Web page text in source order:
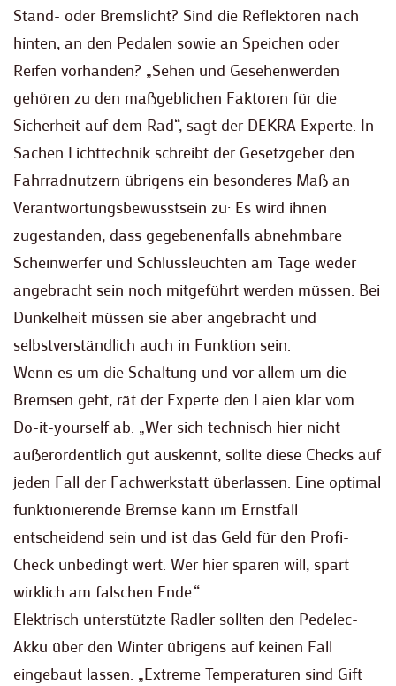
Stand- oder Bremslicht? Sind die Reflektoren nach
hinten, an den Pedalen sowie an Speichen oder
Reifen vorhanden? „Sehen und Gesehenwerden
gehören zu den maßgeblichen Faktoren für die
Sicherheit auf dem Rad“, sagt der DEKRA Experte. In
Sachen Lichttechnik schreibt der Gesetzgeber den
Fahrradnutzern übrigens ein besonderes Maß an
Verantwortungsbewusstsein zu: Es wird ihnen
zugestanden, dass gegebenenfalls abnehmbare
Scheinwerfer und Schlussleuchten am Tage weder
angebracht sein noch mitgeführt werden müssen. Bei
Dunkelheit müssen sie aber angebracht und
selbstverständlich auch in Funktion sein.
Wenn es um die Schaltung und vor allem um die
Bremsen geht, rät der Experte den Laien klar vom
Do-it-yourself ab. „Wer sich technisch hier nicht
außerordentlich gut auskennt, sollte diese Checks auf
jeden Fall der Fachwerkstatt überlassen. Eine optimal
funktionierende Bremse kann im Ernstfall
entscheidend sein und ist das Geld für den Profi-
Check unbedingt wert. Wer hier sparen will, spart
wirklich am falschen Ende.“
Elektrisch unterstützte Radler sollten den Pedelec-
Akku über den Winter übrigens auf keinen Fall
eingebaut lassen. „Extreme Temperaturen sind Gift